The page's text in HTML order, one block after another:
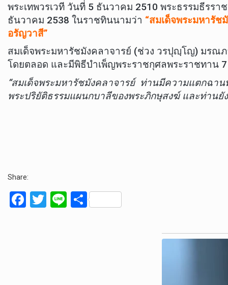
พระเทพวรเวที วันที่ 5 ธันวาคม 2510 พระธรรมธีร
ธันวาคม 2538 ในราชทินนามว่า “สมเด็จพระมหารั
อรัญวาสี”
สมเด็จพระมหารัชมังคลาจารย์ (ช่วง วรปุญฺโญ) มรณภ
โดยตลอด และมีพิธีบำเพ็ญพระราชกุศลพระราชทาน
“สมเด็จพระมหารัชมังคลาจารย์ ท่านมีความแตกฉา
พระปริยัติธรรมแผนกบาลีของพระภิกษุสงฆ์ และท่านยั
Share:
F
T
Li S